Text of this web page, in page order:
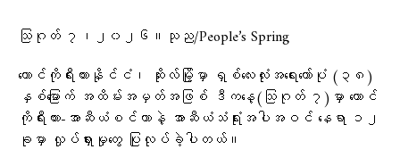
သြဂုတ် ၇၊၂၀၂၆။သုည/People’s Spring
တောင်ကိုရီးယားနိုင်ငံ၊ ဆိုးလ်မြို့မှာ ရှစ်လေးလုံးအရေးတော်ပုံ (၃၈)
နှစ်မြောက် အထိမ်းအမှတ်အဖြစ် ဒီကနေ့(သြဂုတ် ၇)မှာ တောင်
ကိုရီးယား-အာဆီယံစင်တာနဲ့ အာဆီယံသံရုံးအပါအဝင် နေရာ ၁၂
ခုမှာ လှုပ်ရှားမှုတွေ ပြုလုပ်ခဲ့ပါတယ်။